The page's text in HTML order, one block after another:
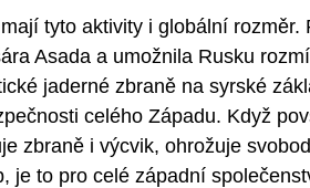
tyto aktivity i globální
Asada a umožnila Rusku
jaderné zbraně na syrské
celého Západu. Když
zbraně i výcvik, ohrožuje
je to pro celé západní